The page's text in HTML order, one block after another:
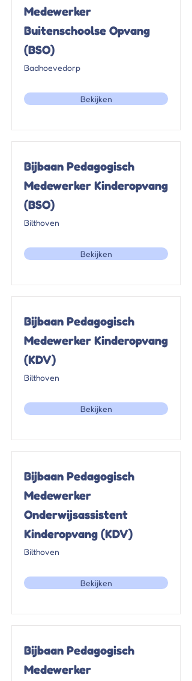
Medewerker
Buitenschoolse Opvang
(BSO)
Badhoevedorp
Bekijken
Bijbaan Pedagogisch
Medewerker Kinderopvang
(BSO)
Bilthoven
Bekijken
Bijbaan Pedagogisch
Medewerker Kinderopvang
(KDV)
Bilthoven
Bekijken
Bijbaan Pedagogisch
Medewerker
Onderwijsassistent
Kinderopvang (KDV)
Bilthoven
Bekijken
Bijbaan Pedagogisch
Medewerker